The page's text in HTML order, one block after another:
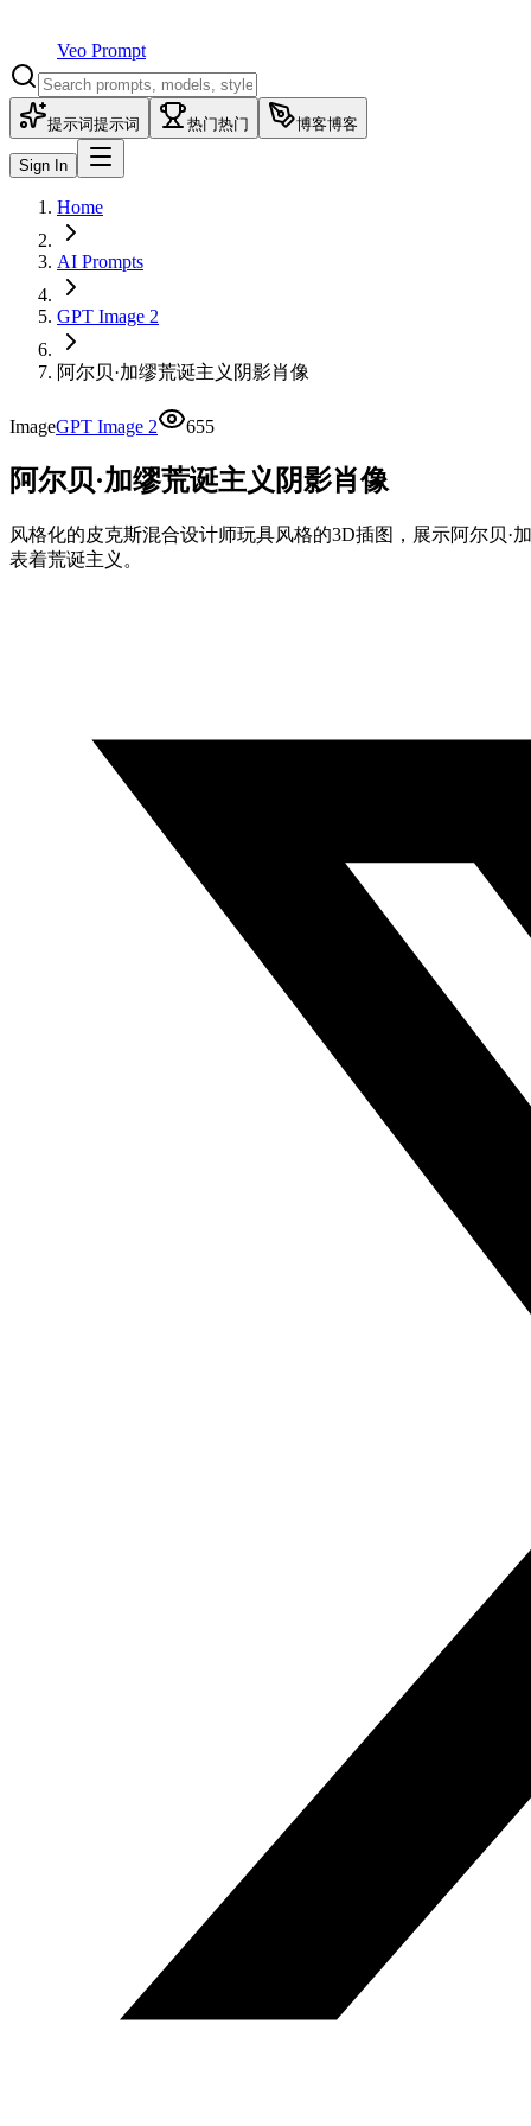
Veo Prompt
提示词提示词 热门热门 博客博客
Sign In
Home
AI Prompts
GPT Image 2
阿尔贝·加缪荒诞主义阴影肖像
ImageGPT Image 2 655
阿尔贝·加缪荒诞主义阴影肖像
风格化的皮克斯混合设计师玩具风格的3D插图，展示阿尔贝
表着荒诞主义。